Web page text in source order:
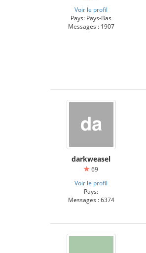
Voir le profil
Pays: Pays-Bas
Messages : 1907
darkweasel
69
Voir le profil
Pays:
Messages : 6374